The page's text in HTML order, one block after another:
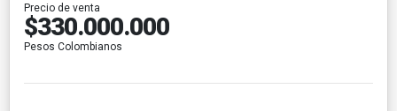
Precio de venta
$330.000.000
Pesos Colombianos